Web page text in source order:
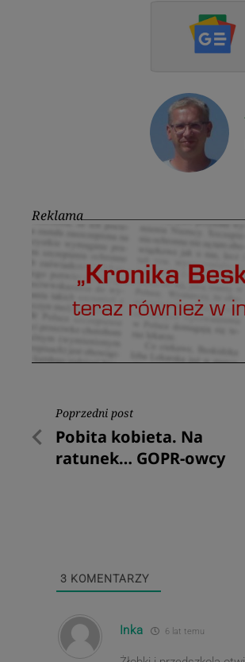
Reklama
Nawigacja
wpisu
Poprzedni post
Poprzedni
post
Pobita kobieta. Na
ratunek… GOPR-owcy
3 KOMENTARZY
Inka 6 lat temu